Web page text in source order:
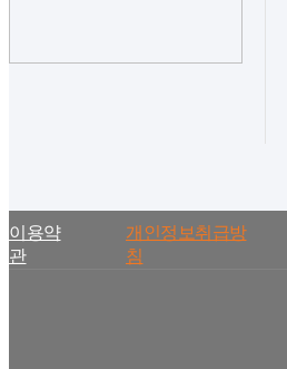
이용약
관
개인정보취급방
침